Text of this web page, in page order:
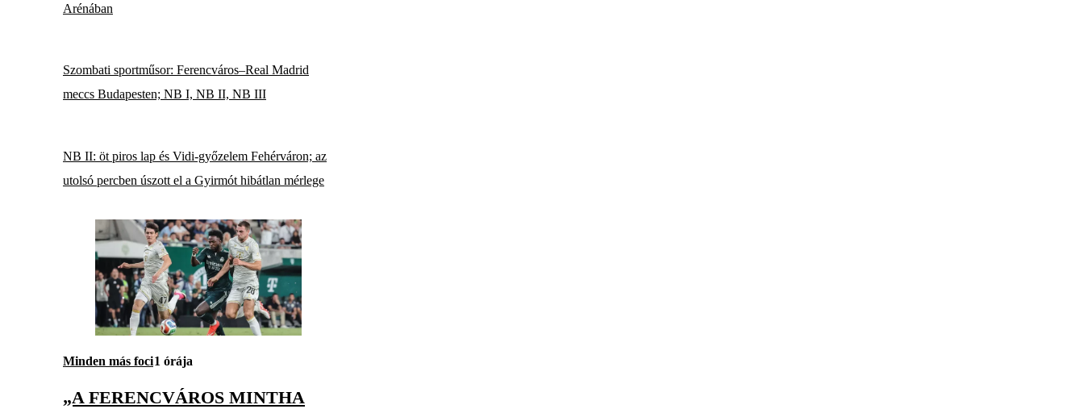
Arénában
Szombati sportműsor: Ferencváros–Real Madrid
meccs Budapesten; NB I, NB II, NB III
NB II: öt piros lap és Vidi-győzelem Fehérváron; az
utolsó percben úszott el a Gyirmót hibátlan mérlege
Minden más foci1 órája
„A FERENCVÁROS MINTHA